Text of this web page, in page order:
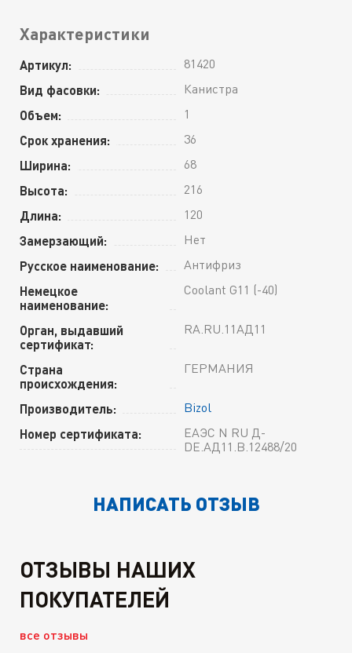
Характеристики
Артикул: 81420
Вид фасовки: Канистра
Объем: 1
Срок хранения: 36
Ширина: 68
Высота: 216
Длина: 120
Замерзающий: Нет
Русское наименование: Антифриз
Немецкое
наименование:
Coolant G11 (-40)
Орган, выдавший
сертификат:
RA.RU.11АД11
Страна
происхождения:
ГЕРМАНИЯ
Производитель: Bizol
Номер сертификата:
ЕАЭС N RU Д-
DE.АД11.В.12488/20
НАПИСАТЬ ОТЗЫВ
ОТЗЫВЫ НАШИХ
ПОКУПАТЕЛЕЙ
все отзывы